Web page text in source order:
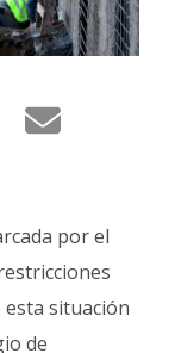
por el
situación
de